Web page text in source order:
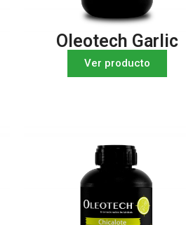
Oleotech Garlic
Ver producto